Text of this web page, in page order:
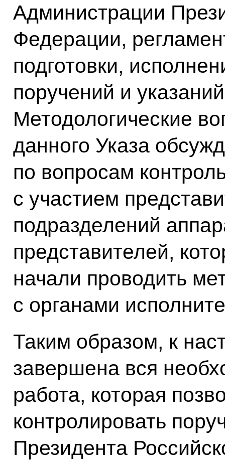
Администрации
Федерации,
подготовки,
поручений и
Методологические
данного Указа
по вопросам
с участием
подразделений
представителей,
начали проводить
с органами
Таким образом, к
завершена вся
работа, которая
контролировать
Президента